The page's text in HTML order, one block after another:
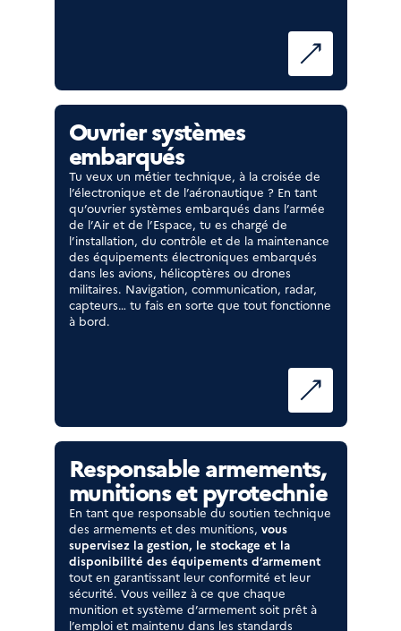
Ouvrier systèmes
embarqués
Tu veux un métier technique, à la croisée de
l’électronique et de l’aéronautique ? En tant
qu’ouvrier systèmes embarqués dans l’armée
de l’Air et de l’Espace, tu es chargé de
l’installation, du contrôle et de la maintenance
des équipements électroniques embarqués
dans les avions, hélicoptères ou drones
militaires. Navigation, communication, radar,
capteurs… tu fais en sorte que tout fonctionne
à bord.
Responsable armements,
munitions et pyrotechnie
En tant que responsable du soutien technique
des armements et des munitions, vous
supervisez la gestion, le stockage et la
disponibilité des équipements d’armement
tout en garantissant leur conformité et leur
sécurité. Vous veillez à ce que chaque
munition et système d’armement soit prêt à
l’emploi et maintenu dans les standards